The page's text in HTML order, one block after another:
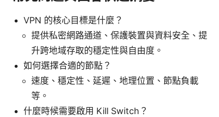
VPN 的核心目標是什麼？
提供私密網路通道、保護裝置與資料安全、提
升跨地域存取的穩定性與自由度。
如何選擇合適的節點？
速度、穩定性、延遲、地理位置、節點負載
等。
什麼時候需要啟用 Kill Switch？